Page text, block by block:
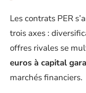
Les contrats PER
trois axes :
offres rivales se
euros à capital
marchés financiers.